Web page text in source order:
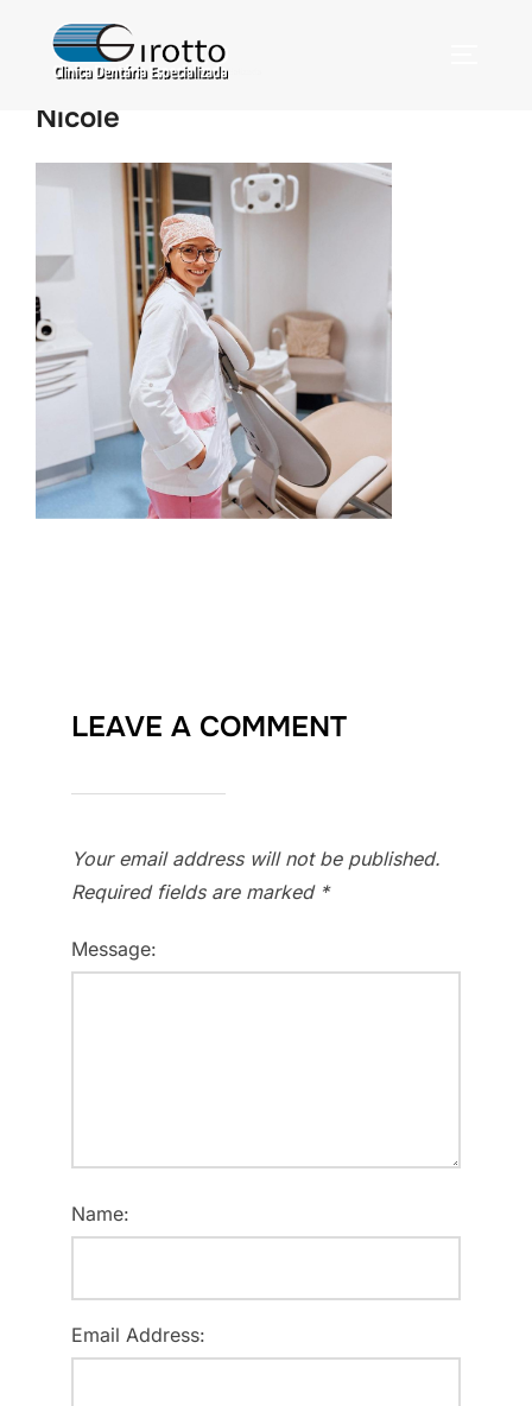
Nicole
LEAVE A COMMENT
Your email address will not be published.
Required fields are marked *
Message:
Name:
Email Address: